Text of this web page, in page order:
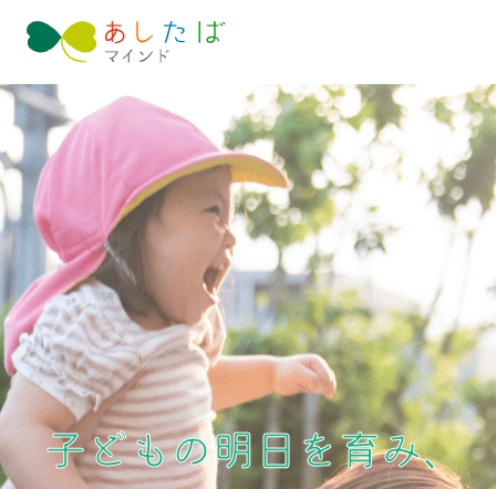
子どもの明日を育み、